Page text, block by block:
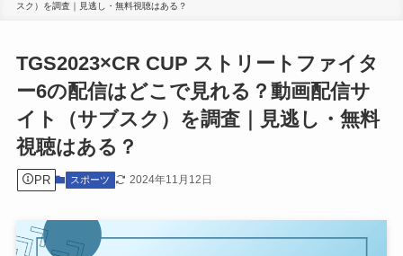
スク）を調査｜見逃し・無料視聴はある？
TGS2023×CR CUP ストリートファイタ
ー6の配信はどこで見れる？動画配信サ
イト（サブスク）を調査｜見逃し・無料
視聴はある？
PR スポーツ 2024年11月12日